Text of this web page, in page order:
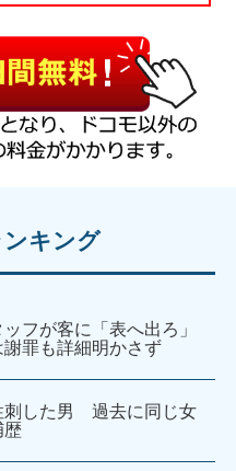
キング
フが客に「表へ出ろ」
罪も詳細明かさず
刺した男 過去に同じ女
歴